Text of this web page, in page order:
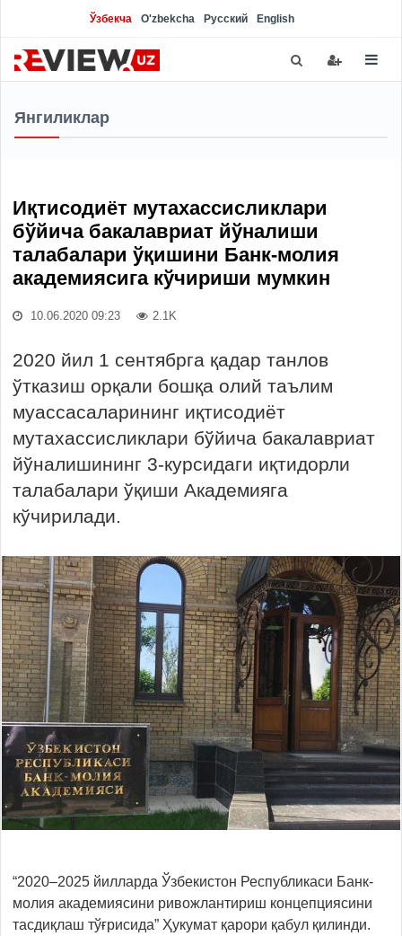
Ўзбекча O'zbekcha Русский English
Янгиликлар
Иқтисодиёт мутахассисликлари
бўйича бакалавриат йўналиши
талабалари ўқишини Банк-молия
академиясига кўчириши мумкин
10.06.2020 09:23 2.1K
2020 йил 1 сентябрга қадар танлов
ўтказиш орқали бошқа олий таълим
муассасаларининг иқтисодиёт
мутахассисликлари бўйича бакалавриат
йўналишининг 3-курсидаги иқтидорли
талабалари ўқиши Академияга
кўчирилади.
“2020–2025 йилларда Ўзбекистон Республикаси Банк-
молия академиясини ривожлантириш концепциясини
тасдиқлаш тўғрисида” Ҳукумат қарори қабул қилинди.